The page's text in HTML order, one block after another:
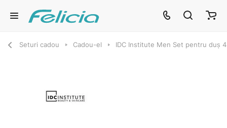
Seturi cadou Cadou-el IDC Institute Men Set pentru duș